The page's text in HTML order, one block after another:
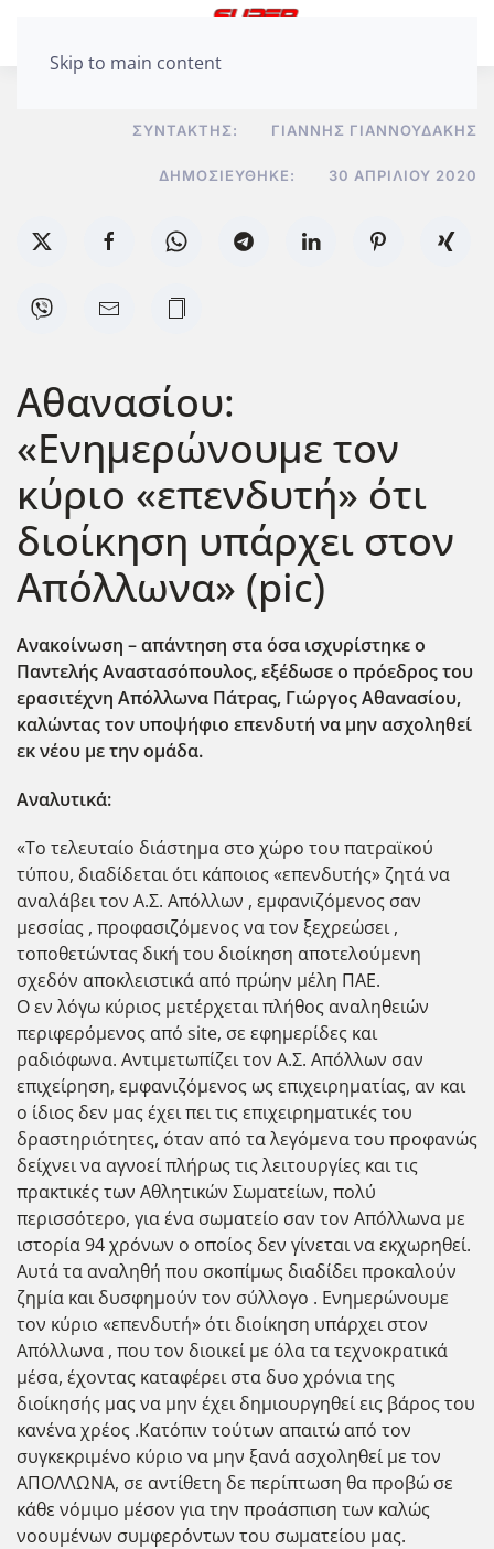
Skip to main content
ΣΥΝΤΆΚΤΗΣ: ΓΙΆΝΝΗΣ ΓΙΑΝΝΟΥΔΆΚΗΣ
ΔΗΜΟΣΙΕΎΘΗΚΕ: 30 ΑΠΡΙΛΊΟΥ 2020
Αθανασίου:
«Ενημερώνουμε τον
κύριο «επενδυτή» ότι
διοίκηση υπάρχει στον
Απόλλωνα» (pic)
Ανακοίνωση – απάντηση στα όσα ισχυρίστηκε ο
Παντελής Αναστασόπουλος, εξέδωσε ο πρόεδρος του
ερασιτέχνη Απόλλωνα Πάτρας, Γιώργος Αθανασίου,
καλώντας τον υποψήφιο επενδυτή να μην ασχοληθεί
εκ νέου με την ομάδα.
Αναλυτικά:
«Το τελευταίο διάστημα στο χώρο του πατραϊκού
τύπου, διαδίδεται ότι κάποιος «επενδυτής» ζητά να
αναλάβει τον Α.Σ. Απόλλων , εμφανιζόμενος σαν
μεσσίας , προφασιζόμενος να τον ξεχρεώσει ,
τοποθετώντας δική του διοίκηση αποτελούμενη
σχεδόν αποκλειστικά από πρώην μέλη ΠΑΕ.
Ο εν λόγω κύριος μετέρχεται πλήθος αναληθειών
περιφερόμενος από site, σε εφημερίδες και
ραδιόφωνα. Αντιμετωπίζει τον Α.Σ. Απόλλων σαν
επιχείρηση, εμφανιζόμενος ως επιχειρηματίας, αν και
ο ίδιος δεν μας έχει πει τις επιχειρηματικές του
δραστηριότητες, όταν από τα λεγόμενα του προφανώς
δείχνει να αγνοεί πλήρως τις λειτουργίες και τις
πρακτικές των Αθλητικών Σωματείων, πολύ
περισσότερο, για ένα σωματείο σαν τον Απόλλωνα με
ιστορία 94 χρόνων ο οποίος δεν γίνεται να εκχωρηθεί.
Αυτά τα αναληθή που σκοπίμως διαδίδει προκαλούν
ζημία και δυσφημούν τον σύλλογο . Ενημερώνουμε
τον κύριο «επενδυτή» ότι διοίκηση υπάρχει στον
Απόλλωνα , που τον διοικεί με όλα τα τεχνοκρατικά
μέσα, έχοντας καταφέρει στα δυο χρόνια της
διοίκησής μας να μην έχει δημιουργηθεί εις βάρος του
κανένα χρέος .Κατόπιν τούτων απαιτώ από τον
συγκεκριμένο κύριο να μην ξανά ασχοληθεί με τον
ΑΠΟΛΛΩΝΑ, σε αντίθετη δε περίπτωση θα προβώ σε
κάθε νόμιμο μέσον για την προάσπιση των καλώς
νοουμένων συμφερόντων του σωματείου μας.